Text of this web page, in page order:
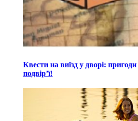
Квести на виїзд у дворі:
подвір’ї!